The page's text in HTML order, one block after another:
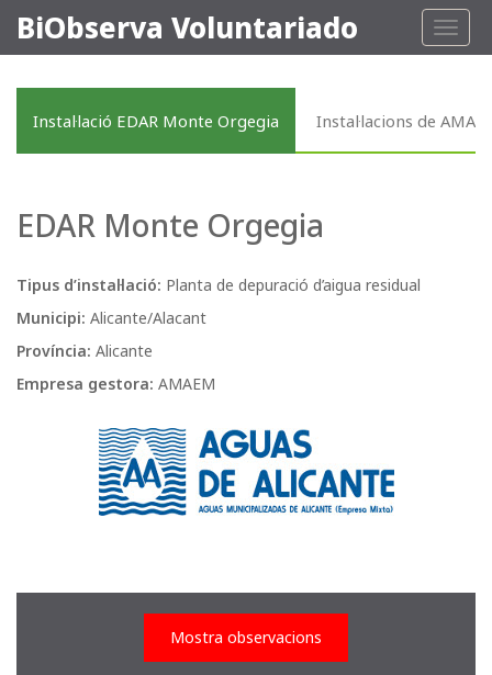
Toggle
BiObserva Voluntariado
Instal·lació EDAR Monte Orgegia Instal·lacions de
EDAR Monte Orgegia
Tipus d’instal·lació: Planta de depuració d’aigua residual
Municipi: Alicante/Alacant
Província: Alicante
Empresa gestora: AMAEM
Mostra observacions